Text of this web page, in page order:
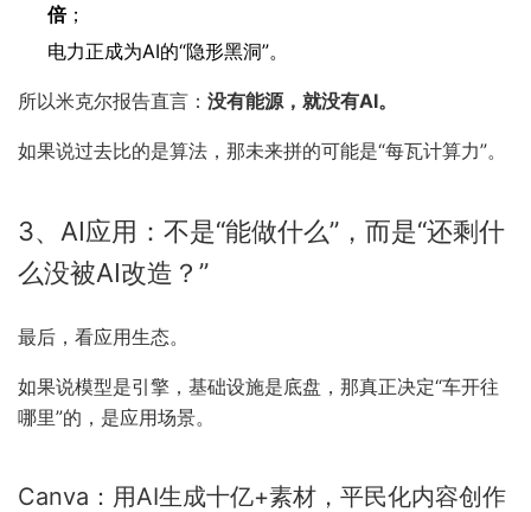
倍；
电力正成为AI的“隐形黑洞”。
所以米克尔报告直言： 没有能源，就没有AI。
如果说过去比的是算法，那未来拼的可能是“每瓦计算力”。
3、AI应用：不是“能做什么”，而是“还剩什
么没被AI改造？”
最后，看应用生态。
如果说模型是引擎，基础设施是底盘，那真正决定“车开往
哪里”的，是应用场景。
Canva：用AI生成十亿+素材，平民化内容创作